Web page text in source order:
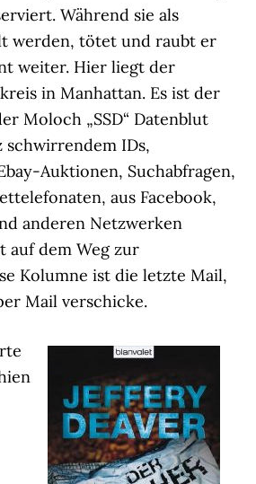
Während sie als
werden, tötet und raubt er
weiter. Hier liegt der
in Manhattan. Es ist der
Moloch „SSD“ Datenblut
schwirrendem IDs,
Auktionen, Suchabfragen,
aus Facebook,
anderen Netzwerken
auf dem Weg zur
Kolumne ist die letzte Mail,
Mail verschicke.